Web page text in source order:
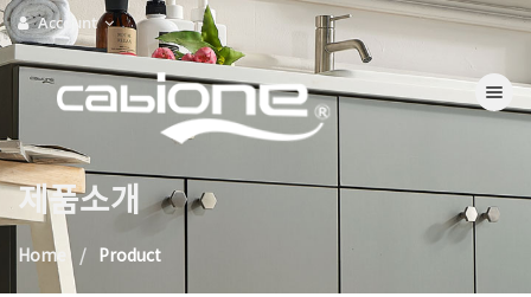
Account
Toggle
제품소개
Home Product